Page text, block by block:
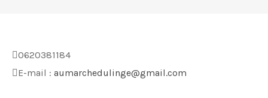
0620381184
E-mail : aumarchedulinge@gmail.com